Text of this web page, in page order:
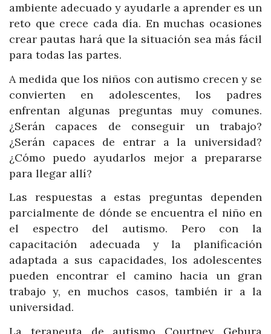
ambiente adecuado y ayudarle a aprender es un
reto que crece cada día. En muchas ocasiones
crear pautas hará que la situación sea más fácil
para todas las partes.
A medida que los niños con autismo crecen y se
convierten en adolescentes, los padres
enfrentan algunas preguntas muy comunes.
¿Serán capaces de conseguir un trabajo?
¿Serán capaces de entrar a la universidad?
¿Cómo puedo ayudarlos mejor a prepararse
para llegar allí?
Las respuestas a estas preguntas dependen
parcialmente de dónde se encuentra el niño en
el espectro del autismo. Pero con la
capacitación adecuada y la planificación
adaptada a sus capacidades, los adolescentes
pueden encontrar el camino hacia un gran
trabajo y, en muchos casos, también ir a la
universidad.
La terapeuta de autismo Courtney Gebura